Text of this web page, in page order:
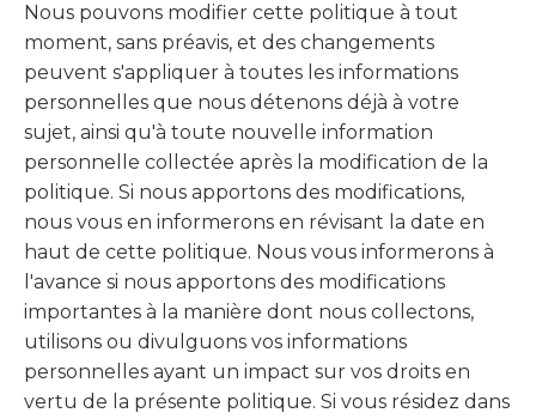
Nous pouvons modifier cette politique à tout
moment, sans préavis, et des changements
peuvent s'appliquer à toutes les informations
personnelles que nous détenons déjà à votre
sujet, ainsi qu'à toute nouvelle information
personnelle collectée après la modification de la
politique. Si nous apportons des modifications,
nous vous en informerons en révisant la date en
haut de cette politique. Nous vous informerons à
l'avance si nous apportons des modifications
importantes à la manière dont nous collectons,
utilisons ou divulguons vos informations
personnelles ayant un impact sur vos droits en
vertu de la présente politique. Si vous résidez dans